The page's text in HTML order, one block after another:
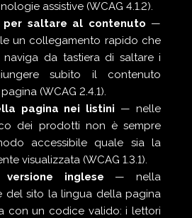
assistive (WCAG 4.1.2).
per saltare al contenuto —
un collegamento rapido che
da tastiera di saltare i
subito il contenuto
(WCAG 2.4.1).
pagina nei listini — nelle
dei prodotti non è sempre
accessibile quale sia la
visualizzata (WCAG 1.3.1).
inglese — nella
del sito la lingua della pagina
con un codice valido: i lettori